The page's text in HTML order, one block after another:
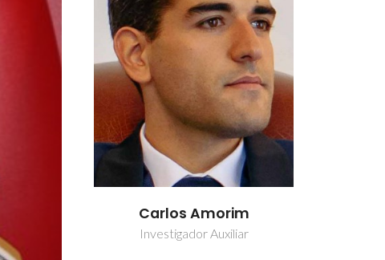
Carlos Amorim
Investigador Auxiliar